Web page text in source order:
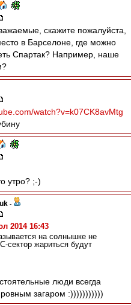
скажите пожалуйста,
в Барселоне, где можно
Спартак? Например, наше
watch?v=k07CK8avMtg
утро? ;-)
-
2014 16:43
на солнышке не
сектор жариться будут
люди всегда
загаром :)))))))))))